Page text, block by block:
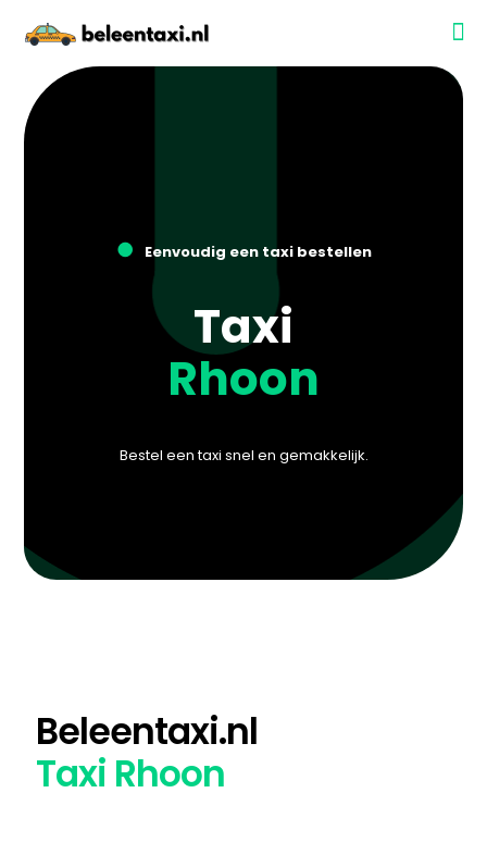
● Eenvoudig een taxi bestellen
Taxi
Rhoon
Bestel een taxi snel en gemakkelijk.
Beleentaxi.nl
Taxi Rhoon